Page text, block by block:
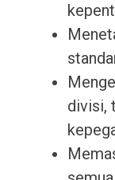
divisi,